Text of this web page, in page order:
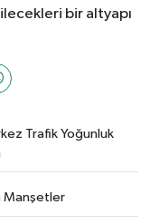
bir altyapı
Trafik Yoğunluk
Manşetler